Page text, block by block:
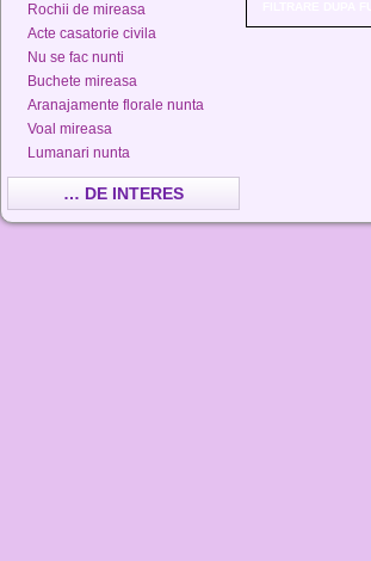
Rochii de mireasa
Acte casatorie civila
Nu se fac nunti
Buchete mireasa
Aranajamente florale nunta
Voal mireasa
Lumanari nunta
… DE INTERES